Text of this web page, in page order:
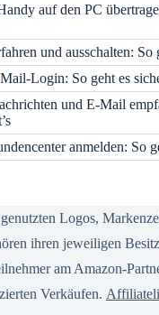
auf den PC
und ausschalten: So
Login: So geht es
und E-Mail
anmelden: So
Logos,
ihren jeweiligen
am Amazon-
Verkäufen.